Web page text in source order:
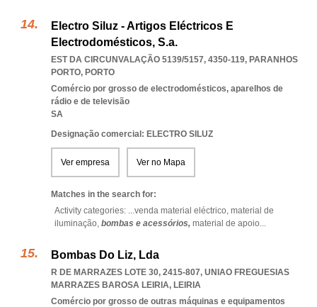
Electro Siluz - Artigos Eléctricos E
Electrodomésticos, S.a.
EST DA CIRCUNVALAÇÃO 5139/5157, 4350-119, PARANHOS
PORTO, PORTO
Comércio por grosso de electrodomésticos, aparelhos de
rádio e de televisão
SA
Designação comercial: ELECTRO SILUZ
Ver empresa Ver no Mapa
Matches in the search for:
Activity categories: ...venda material eléctrico, material de
iluminação, bombas e acessórios, material de apoio...
Bombas Do Liz, Lda
R DE MARRAZES LOTE 30, 2415-807, UNIAO FREGUESIAS
MARRAZES BAROSA LEIRIA, LEIRIA
Comércio por grosso de outras máquinas e equipamentos